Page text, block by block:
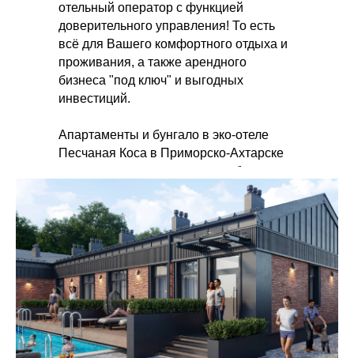
отельный оператор с функцией
доверительного управления! То есть
всё для Вашего комфортного отдыха и
проживания, а также арендного
бизнеса "под ключ" и выгодных
инвестиций.
Апартаменты и бунгало в эко-отеле
Песчаная Коса в Приморско-Ахтарске
предлагаются с ремонтом, мебелью и
техникой ("под ключ"). Действует
рассрочка от застройщика на
индивидуальных условиях. Старт
продаж!